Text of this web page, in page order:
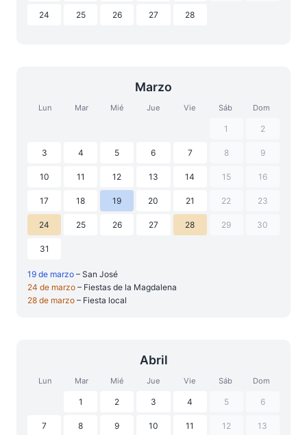
24 25 26 27 28
Marzo
Lun Mar Mié Jue Vie Sáb Dom
1 2
3 4 5 6 7 8 9
10 11 12 13 14 15 16
17 18 19 20 21 22 23
24 25 26 27 28 29 30
31
19 de marzo – San José
24 de marzo – Fiestas de la Magdalena
28 de marzo – Fiesta local
Abril
Lun Mar Mié Jue Vie Sáb Dom
1 2 3 4 5 6
7 8 9 10 11 12 13